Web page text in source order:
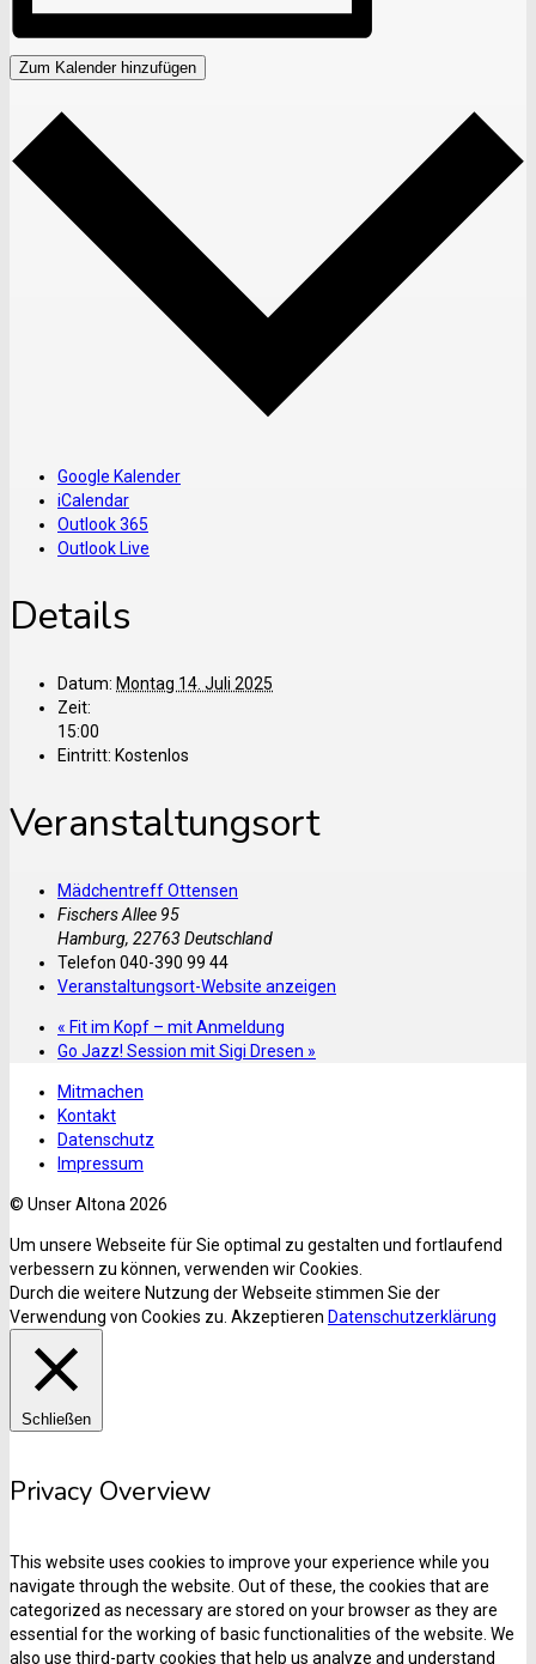
Zum Kalender hinzufügen
Google Kalender
iCalendar
Outlook 365
Outlook Live
Details
Datum: Montag 14. Juli 2025
Zeit:
15:00
Eintritt: Kostenlos
Veranstaltungsort
Mädchentreff Ottensen
Fischers Allee 95
Hamburg, 22763 Deutschland
Telefon 040-390 99 44
Veranstaltungsort-Website anzeigen
« Fit im Kopf – mit Anmeldung
Go Jazz! Session mit Sigi Dresen »
Mitmachen
Kontakt
Datenschutz
Impressum
© Unser Altona 2026
Um unsere Webseite für Sie optimal zu gestalten und fortlaufend
verbessern zu können, verwenden wir Cookies.
Durch die weitere Nutzung der Webseite stimmen Sie der
Verwendung von Cookies zu. Akzeptieren Datenschutzerklärung
Schließen
Privacy Overview
This website uses cookies to improve your experience while you
navigate through the website. Out of these, the cookies that are
categorized as necessary are stored on your browser as they are
essential for the working of basic functionalities of the website. We
also use third-party cookies that help us analyze and understand